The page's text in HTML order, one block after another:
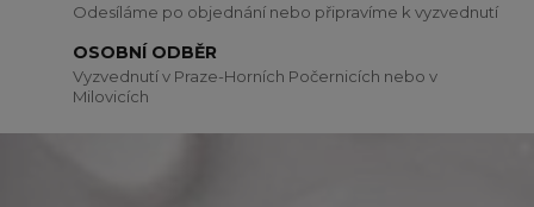
Odesíláme po objednání nebo připravíme k vyzvednutí
OSOBNÍ ODBĚR
Vyzvednutí v Praze-Horních Počernicích nebo v
Milovicích